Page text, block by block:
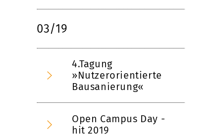
03/19
4.Tagung
»Nutzerorientierte
Bausanierung«
Open Campus Day -
hit 2019